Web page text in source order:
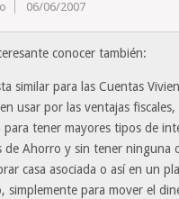
06/06/2007
conocer también:
similar para las Cuentas
usar por las ventajas fiscales,
para tener mayores tipos de
de Ahorro y sin tener ninguna
casa asociada o así en un
simplemente para mover el